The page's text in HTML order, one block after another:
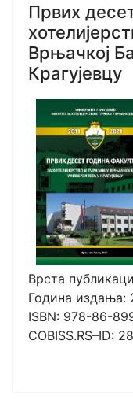
Првих
Врњачкој
Крагујевцу
Врста
Година издања:
ISBN: 978-86-
COBISS.RS–ID: